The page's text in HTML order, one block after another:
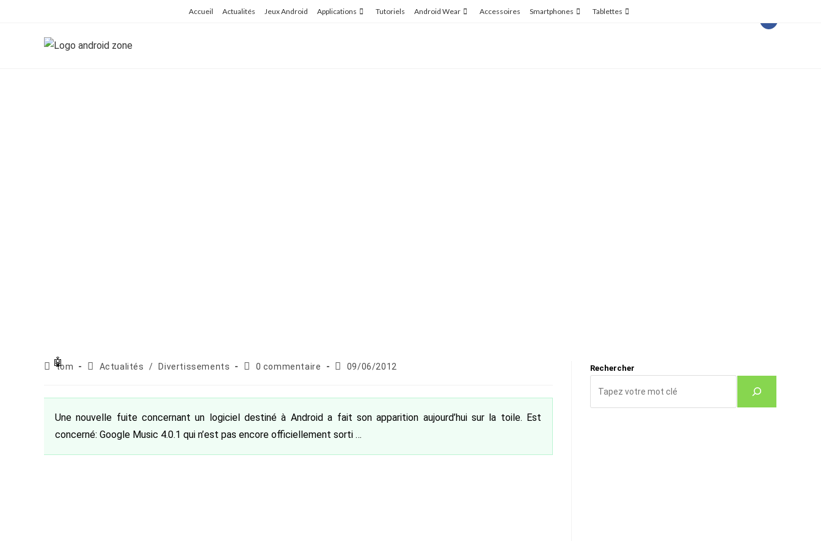
Accueil Actualités Jeux Android Applications Tutoriels Android Wear Accessoires Smartphones Tablettes
Auteur/autrice
publication :
tom
PostActualités / Divertissements
Commentaires
publication :
0 commentaire
Publication
09/06/2012
Une nouvelle fuite concernant un logiciel destiné à Android a fait son apparition aujourd’hui sur la toile. Est
concerné: Google Music 4.0.1 qui n’est pas encore officiellement sorti …
Rechercher